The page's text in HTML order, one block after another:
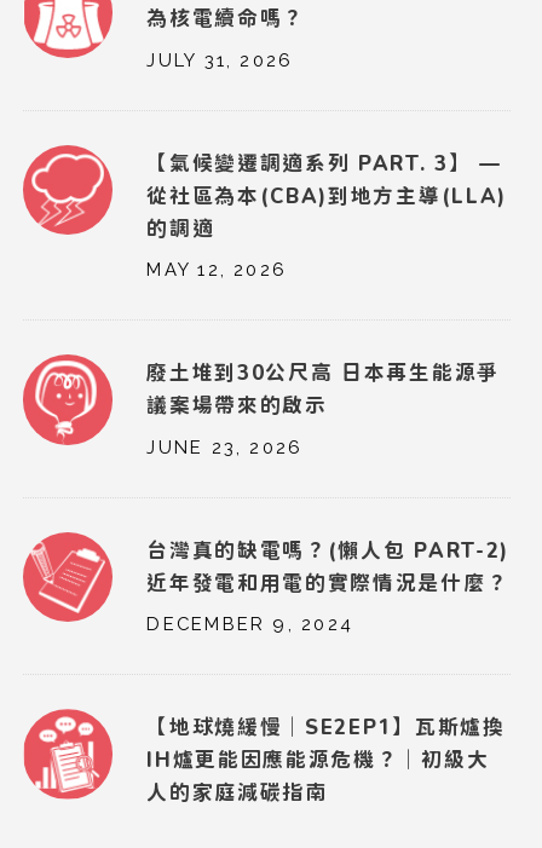
為核電續命嗎？
JULY 31, 2026
【氣候變遷調適系列 PART. 3】 —
從社區為本(CBA)到地方主導(LLA)
的調適
MAY 12, 2026
廢土堆到30公尺高 日本再生能源爭
議案場帶來的啟示
JUNE 23, 2026
台灣真的缺電嗎？(懶人包 PART-2)
近年發電和用電的實際情況是什麼？
DECEMBER 9, 2024
【地球燒緩慢｜SE2EP1】瓦斯爐換
IH爐更能因應能源危機？｜初級大
人的家庭減碳指南